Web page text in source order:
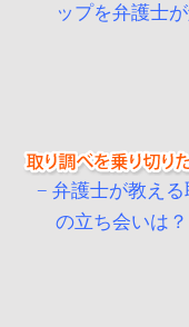
ップを弁護士
弁護士が教え
の立ち会いは？